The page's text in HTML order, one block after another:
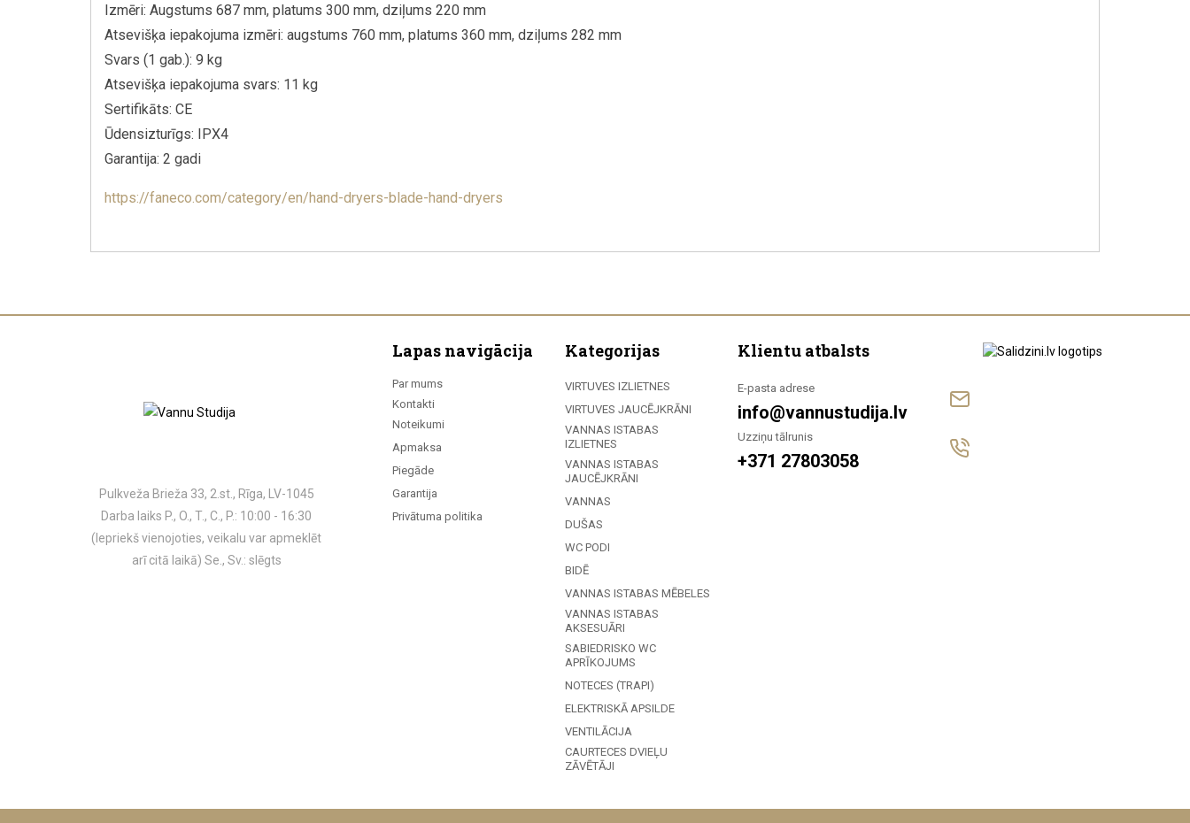
Izmēri: Augstums 687 mm, platums 300 mm, dziļums 220 mm
Atsevišķa iepakojuma izmēri: augstums 760 mm, platums 360 mm, dziļums 282 mm
Svars (1 gab.): 9 kg
Atsevišķa iepakojuma svars: 11 kg
Sertifikāts: CE
Ūdensizturīgs: IPX4
Garantija: 2 gadi
https://faneco.com/category/en/hand-dryers-blade-hand-dryers
Pulkveža Brieža 33, 2.st., Rīga, LV-1045
Darba laiks P., O., T., C., P.: 10:00 - 16:30
(Iepriekš vienojoties, veikalu var apmeklēt
arī citā laikā) Se., Sv.: slēgts
Lapas navigācija
Par mums
Kontakti
Noteikumi
Apmaksa
Piegāde
Garantija
Privātuma politika
Kategorijas
VIRTUVES IZLIETNES
VIRTUVES JAUCĒJKRĀNI
VANNAS ISTABAS
IZLIETNES
VANNAS ISTABAS
JAUCĒJKRĀNI
VANNAS
DUŠAS
WC PODI
BIDĒ
VANNAS ISTABAS MĒBELES
VANNAS ISTABAS
AKSESUĀRI
SABIEDRISKO WC
APRĪKOJUMS
NOTECES (TRAPI)
ELEKTRISKĀ APSILDE
VENTILĀCIJA
CAURTECES DVIEĻU
ZĀVĒTĀJI
Klientu atbalsts
E-pasta adrese
info@vannustudija.lv
Uzziņu tālrunis
+371 27803058